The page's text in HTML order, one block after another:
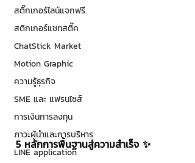
สติ๊กเกอร์ไลน์แจกฟรี
สติกเกอร์แชทสติ๊ค
ChatStick Market
Motion Graphic
ความรู้ธุรกิจ
SME และ แฟรนไชส์
การเงินการลงทุน
ภาวะผู้นำและการบริหาร
LINE application
5 หลักการพื้นฐานสู่ความสำเร็จ ✨